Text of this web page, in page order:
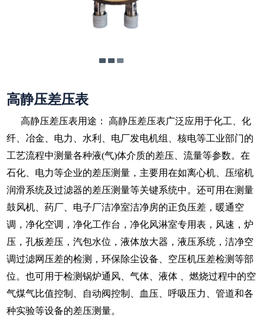
高静压差压表
高静压差压表用途： 高静压差压表广泛应用于化工、化
纤、冶金、电力、水利、电厂发电机组、核电等工业部门的
工艺流程中测量各种液(气)体介质的差压、流量等参数。在
石化、电力等企业的差压测量，主要用在如离心机、压缩机
润滑系统及过滤器的差压测量等关键系统中。还可用在测量
鼓风机、药厂、电子厂洁净室洁净房的正负压差，暖通空
调，净化空调，净化工作台，净化风淋室专用表，风速，炉
压，孔板差压，汽包水位，液体放大器，液压系统，洁净空
调过滤网压差的检测，环保除尘设备、空压机压差检测等部
位。也可用于检测锅炉通风、气体、液体 、燃烧过程中的空
气煤气比值控制、自动阀控制、血压、呼吸压力、管道和各
种实验等设备的差压测量。